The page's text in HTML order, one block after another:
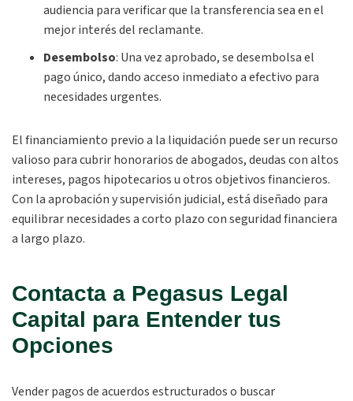
audiencia para verificar que la transferencia sea en el
mejor interés del reclamante.
Desembolso: Una vez aprobado, se desembolsa el
pago único, dando acceso inmediato a efectivo para
necesidades urgentes.
El financiamiento previo a la liquidación puede ser un recurso
valioso para cubrir honorarios de abogados, deudas con altos
intereses, pagos hipotecarios u otros objetivos financieros.
Con la aprobación y supervisión judicial, está diseñado para
equilibrar necesidades a corto plazo con seguridad financiera
a largo plazo.
Contacta a Pegasus Legal
Capital para Entender tus
Opciones
Vender pagos de acuerdos estructurados o buscar